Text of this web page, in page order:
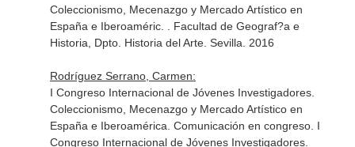
Coleccionismo, Mecenazgo y Mercado Artístico en
España e Iberoaméric. . Facultad de Geograf?a e
Historia, Dpto. Historia del Arte. Sevilla. 2016
Rodríguez Serrano, Carmen:
I Congreso Internacional de Jóvenes Investigadores.
Coleccionismo, Mecenazgo y Mercado Artístico en
España e Iberoamérica. Comunicación en congreso. I
Congreso Internacional de Jóvenes Investigadores.